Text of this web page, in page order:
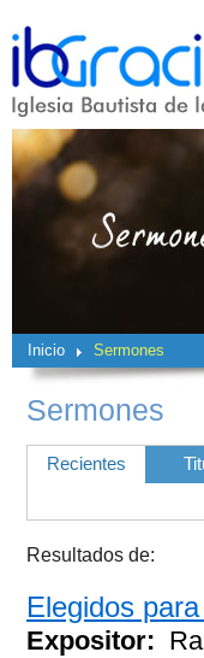
Inicio Sermones
Sermones
Recientes
Resultados de:
Elegidos
Expositor: